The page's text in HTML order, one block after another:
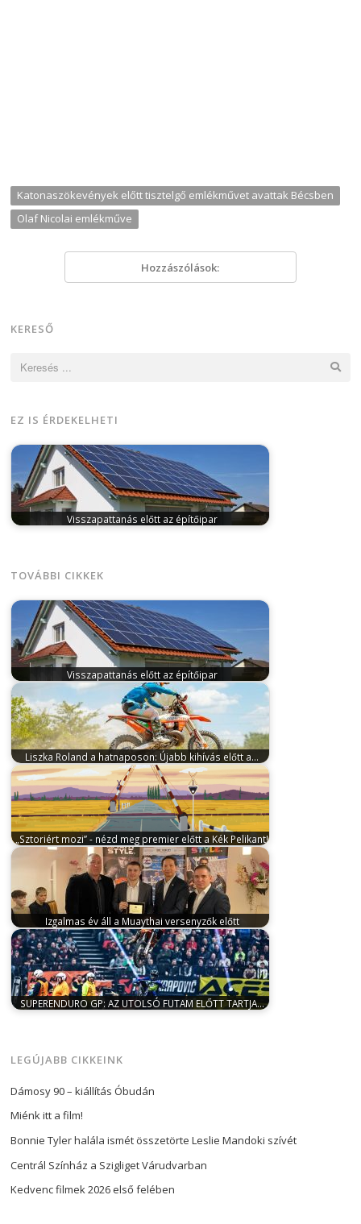
Katonaszökevények előtt tisztelgő emlékművet avattak Bécsben
Olaf Nicolai emlékműve
Hozzászólások:
KERESŐ
EZ IS ÉRDEKELHETI
Visszapattanás előtt az építőipar
TOVÁBBI CIKKEK
Visszapattanás előtt az építőipar
május 22, 2024A lakásépítések számának
csökkenése ellenére, a kamatok mérséklődése, az
építőanyagárak…
Liszka Roland a hatnaposon: Újabb kihívás előtt a…
augusztus 22, 2025
A Laller Racing Dakar Team
legfiatalabb férfitagja ezen a héten…
„Sztoriért mozi” - nézd meg premier előtt a Kék Pelikant!
február 23, 2024Április 4-én érkezik a hazai mozikba
Csáki László első animációs…
Izgalmas év áll a Muaythai versenyzők előtt
február 20, 2024A Magyar Muaythai Szakszövetség
(MMSZ) 2023-as évértékelőjén a szövetség
bemutatta…
SUPERENDURO GP: AZ UTOLSÓ FUTAM ELŐTT TARTJA…
LEGÚJABB CIKKEINK
Dámosy 90 – kiállítás Óbudán
Miénk itt a film!
Bonnie Tyler halála ismét összetörte Leslie Mandoki szívét
Centrál Színház a Szigliget Várudvarban
Kedvenc filmek 2026 első felében